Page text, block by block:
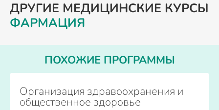
ДРУГИЕ МЕДИЦИНСКИЕ КУРСЫ
ФАРМАЦИЯ
ПОХОЖИЕ ПРОГРАММЫ
Организация здравоохранения и
общественное здоровье